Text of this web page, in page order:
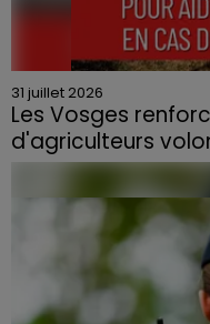
31 juillet 2026
Les Vosges
d'agriculteurs
Face à la sécheresse
la Chambre
aux agriculteurs